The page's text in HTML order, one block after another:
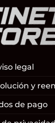
legal
y
de pago